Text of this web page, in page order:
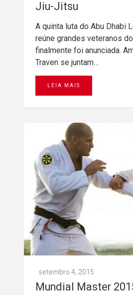
Jiu-Jitsu
A quinta luta do Abu Dhabi
reúne grandes veteranos
finalmente foi anunciada.
Traven se juntam…
LEIA MAIS
setembro 4, 2015
Mundial Master